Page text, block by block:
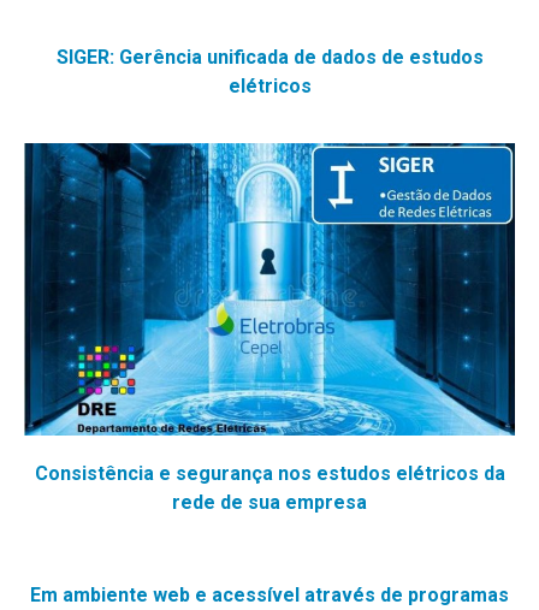
SIGER: Gerência unificada de dados de estudos
elétricos
Consistência e segurança nos estudos elétricos da
rede de sua empresa
Em ambiente web e acessível através de programas